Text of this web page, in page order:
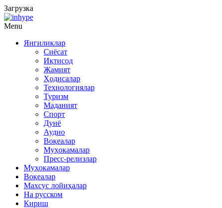
Загрузка
Menu
Янгиликлар
Сиёсат
Иқтисод
Жамият
Ҳодисалар
Технологиялар
Туризм
Маданият
Спорт
Дунё
Аудио
Воқеалар
Муҳокамалар
Пресс-релизлар
Муҳокамалар
Воқеалар
Махсус лойиҳалар
На русском
Кириш